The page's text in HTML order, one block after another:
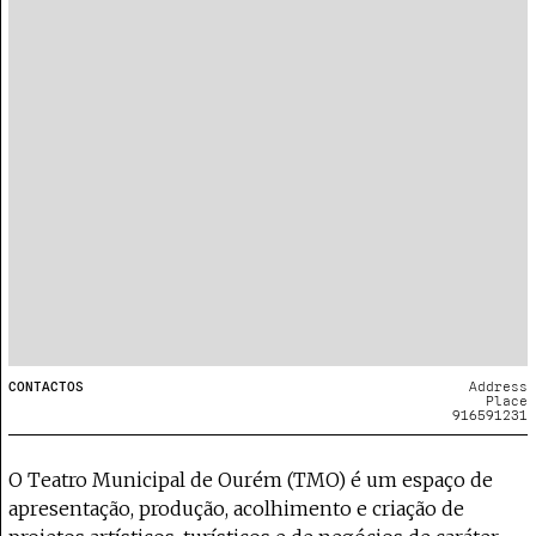
CONTACTOS
Address
Place
916591231
O Teatro Municipal de Ourém (TMO) é um espaço de
apresentação, produção, acolhimento e criação de